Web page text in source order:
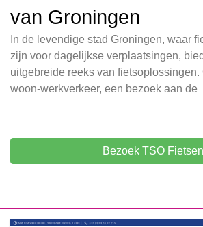
van Groningen
In de levendige stad Groningen, waar
zijn voor dagelijkse verplaatsingen,
uitgebreide reeks van fietsoplossingen.
woon-werkverkeer, een bezoek aan de
Bezoek TSO Fietsen